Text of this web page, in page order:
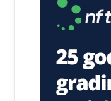
Анонимно2818605
Uvođenje
(krstića) kružić
obojiti
zahtjeva
Анонимно2818605